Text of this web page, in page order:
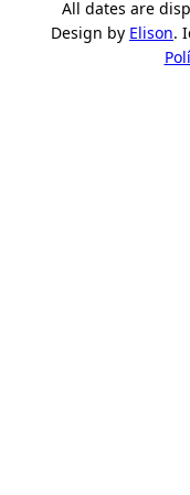
All dates are
Design by Elison.